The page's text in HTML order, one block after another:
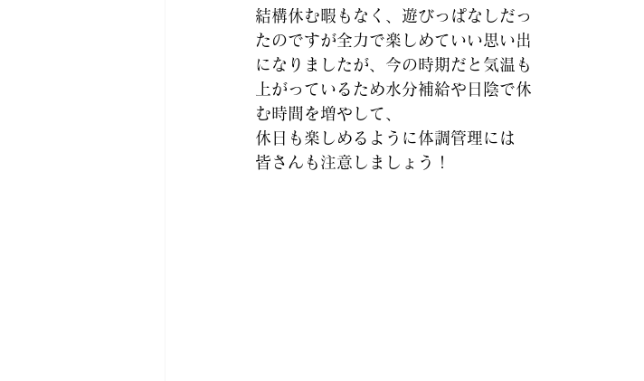
結構休む暇もなく、遊びっぱなしだっ
たのですが全力で楽しめていい思い出
になりましたが、今の時期だと気温も
上がっているため水分補給や日陰で休
む時間を増やして、
休日も楽しめるように体調管理には
皆さんも注意しましょう！